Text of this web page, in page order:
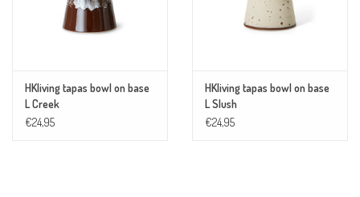
HKliving tapas bowl on base
L Creek
€24,95
HKliving tapas bowl on base
L Slush
€24,95